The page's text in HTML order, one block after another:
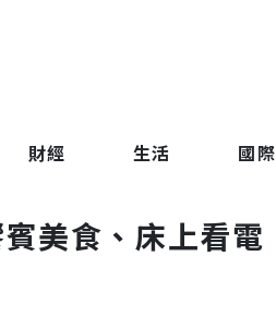
財經 生活 國際
美食、床上看電